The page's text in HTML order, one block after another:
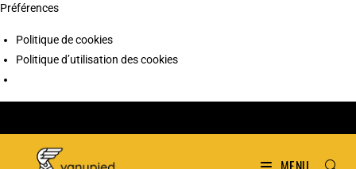
Préférences
Politique de cookies
Politique d’utilisation des cookies